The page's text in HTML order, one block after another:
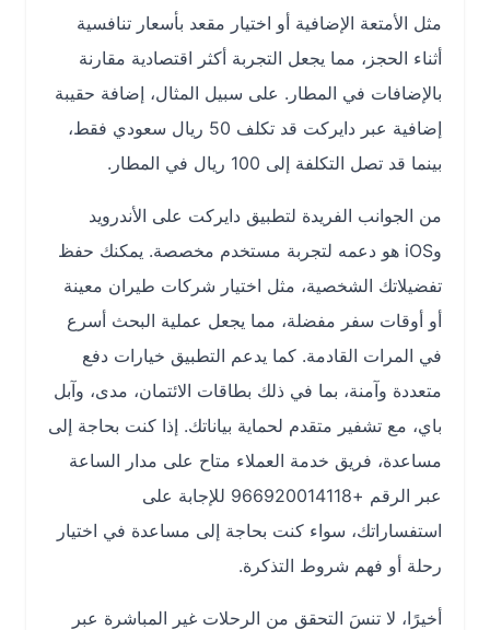
مثل الأمتعة الإضافية أو اختيار مقعد بأسعار تنافسية
أثناء الحجز، مما يجعل التجربة أكثر اقتصادية مقارنة
بالإضافات في المطار. على سبيل المثال، إضافة حقيبة
إضافية عبر دايركت قد تكلف 50 ريال سعودي فقط،
بينما قد تصل التكلفة إلى 100 ريال في المطار.
من الجوانب الفريدة لتطبيق دايركت على الأندرويد
وiOS هو دعمه لتجربة مستخدم مخصصة. يمكنك حفظ
تفضيلاتك الشخصية، مثل اختيار شركات طيران معينة
أو أوقات سفر مفضلة، مما يجعل عملية البحث أسرع
في المرات القادمة. كما يدعم التطبيق خيارات دفع
متعددة وآمنة، بما في ذلك بطاقات الائتمان، مدى، وآبل
باي، مع تشفير متقدم لحماية بياناتك. إذا كنت بحاجة إلى
مساعدة، فريق خدمة العملاء متاح على مدار الساعة
عبر الرقم +966920014118 للإجابة على
استفساراتك، سواء كنت بحاجة إلى مساعدة في اختيار
رحلة أو فهم شروط التذكرة.
أخيرًا، لا تنسَ التحقق من الرحلات غير المباشرة عبر